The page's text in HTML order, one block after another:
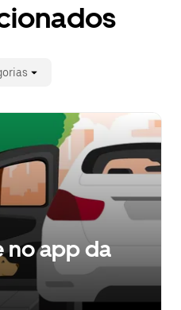
no app da